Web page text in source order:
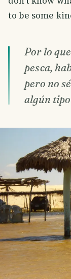
to be some
Por lo
pesca,
pero no
algún